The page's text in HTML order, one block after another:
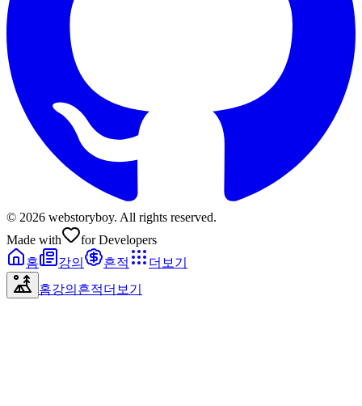
© 2026 webstoryboy. All rights reserved.
Made with
for Developers
홈
강의 흔적
더보기
홈강의 흔적더보기